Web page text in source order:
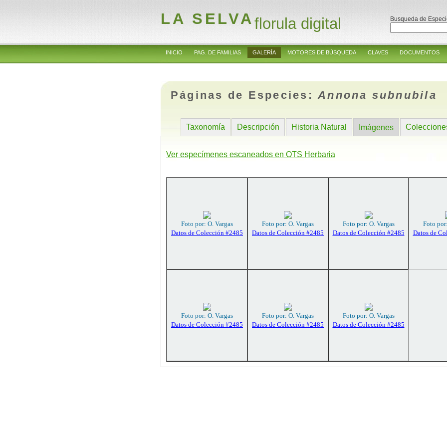
LA SELVAflorula digital Busqueda de
INICIO PAG. DE FAMILIAS GALERÍA MOTORES DE BÚSQUEDA CLAVES DOCUMENTOS
Páginas de Especies:Annona subnubila
Taxonomía Descripción Historia Natural Imágenes
Ver especímenes escaneados en OTS Herbaria
Foto por: O. Vargas
Datos de Colección #2485
Foto por: O. Vargas
Datos de Colección #2485
Foto por: O. Vargas
Datos de Colección #2485
Foto
Datos de
Foto por: O. Vargas
Datos de Colección #2485
Foto por: O. Vargas
Datos de Colección #2485
Foto por: O. Vargas
Datos de Colección #2485